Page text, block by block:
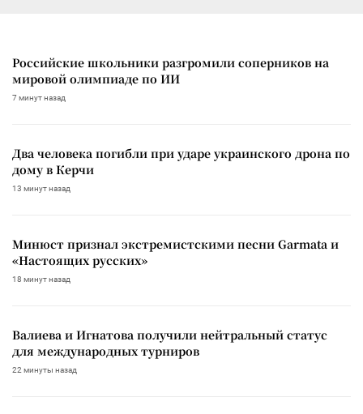
Российские школьники разгромили соперников на
мировой олимпиаде по ИИ
7 минут назад
Два человека погибли при ударе украинского дрона по
дому в Керчи
13 минут назад
Минюст признал экстремистскими песни Garmata и
«Настоящих русских»
18 минут назад
Валиева и Игнатова получили нейтральный статус
для международных турниров
22 минуты назад